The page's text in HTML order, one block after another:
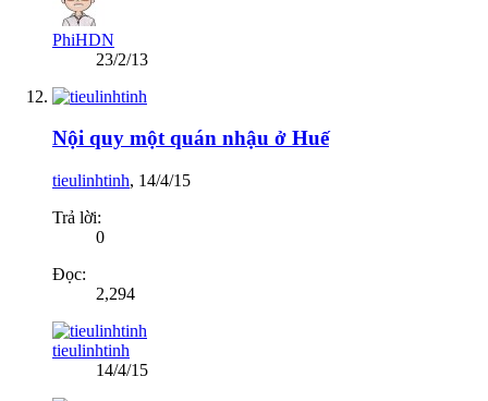
PhiHDN
23/2/13
Nội quy một quán nhậu ở Huế
tieulinhtinh, 14/4/15
Trả lời:
0
Đọc:
2,294
tieulinhtinh
14/4/15